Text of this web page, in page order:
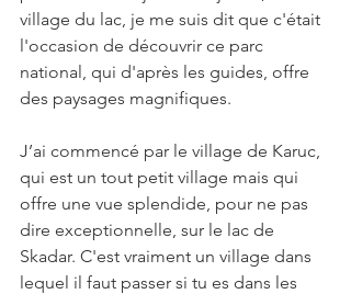
village du lac, je me suis dit que c'était
l'occasion de découvrir ce parc
national, qui d'après les guides, offre
des paysages magnifiques.
J’ai commencé par le village de Karuc,
qui est un tout petit village mais qui
offre une vue splendide, pour ne pas
dire exceptionnelle, sur le lac de
Skadar. C'est vraiment un village dans
lequel il faut passer si tu es dans les